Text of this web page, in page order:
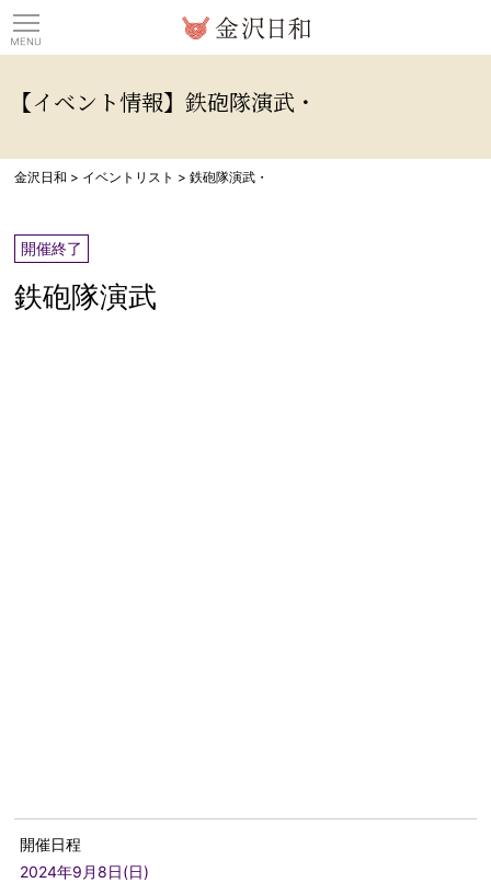
【イベント情報】鉄砲隊演武・
金沢日和 > イベントリスト >鉄砲隊演武・
開催終了
鉄砲隊演武
開催日程
2024年9月8日(日)